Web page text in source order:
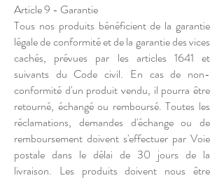
Article 9 - Garantie
Tous nos produits bénéficient de la garantie
légale de conformité et de la garantie des vices
cachés, prévues par les articles 1641 et
suivants du Code civil. En cas de non-
conformité d'un produit vendu, il pourra être
retourné, échangé ou remboursé. Toutes les
réclamations, demandes d'échange ou de
remboursement doivent s'effectuer par Voie
postale dans le délai de 30 jours de la
livraison. Les produits doivent nous être